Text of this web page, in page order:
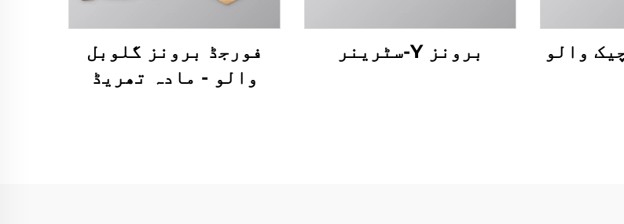
والو برونز Y-سٹرینر
فورجڈ برونز گلوبل
والو - مادہ تھریڈ